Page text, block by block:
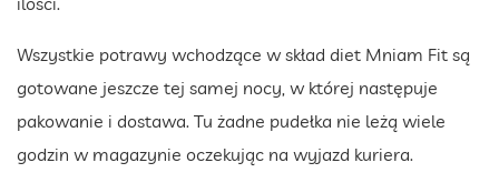
Wszystkie potrawy wchodzące w skład diet Mniam Fit są
gotowane jeszcze tej samej nocy, w której następuje
pakowanie i dostawa. Tu żadne pudełka nie leżą wiele
godzin w magazynie oczekując na wyjazd kuriera.